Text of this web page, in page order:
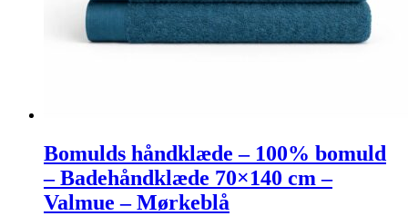
Bomulds håndklæde – 100% bomuld
– Badehåndklæde 70×140 cm –
Valmue – Mørkeblå